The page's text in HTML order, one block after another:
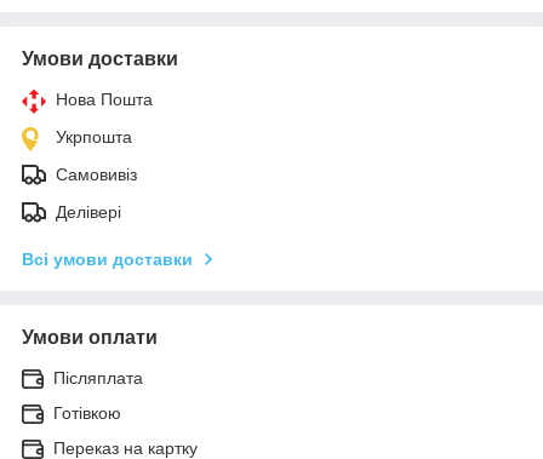
Умови доставки
Нова Пошта
Укрпошта
Самовивіз
Делівері
Всі умови доставки
Умови оплати
Післяплата
Готівкою
Переказ на картку